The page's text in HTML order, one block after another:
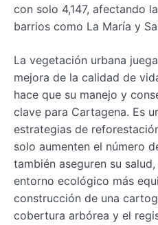
con solo 4,147, afectando
barrios como La María y
La vegetación urbana
mejora de la calidad de
hace que su manejo y
clave para Cartagena. Es
estrategias de
solo aumenten el número
también aseguren su
entorno ecológico más
construcción de una
cobertura arbórea y el